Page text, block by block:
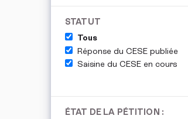
STATUT
Tous
Réponse du CESE publiée
Saisine du CESE en cours
ÉTAT DE LA PÉTITION :